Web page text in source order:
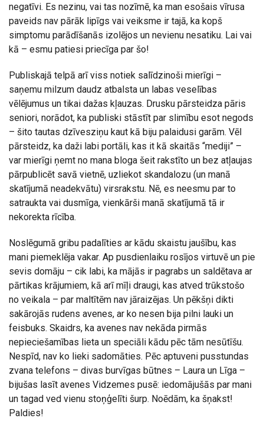
negatīvi. Es nezinu, vai tas nozīmē, ka man esošais vīrusa
paveids nav pārāk lipīgs vai veiksme ir tajā, ka kopš
simptomu parādīšanās izolējos un nevienu nesatiku. Lai vai
kā – esmu patiesi priecīga par šo!
Publiskajā telpā arī viss notiek salīdzinoši mierīgi –
saņemu milzum daudz atbalsta un labas veselības
vēlējumus un tikai dažas kļauzas. Drusku pārsteidza pāris
seniori, norādot, ka publiski stāstīt par slimību esot negods
– šito tautas dzīvesziņu kaut kā biju palaidusi garām. Vēl
pārsteidz, ka daži labi portāli, kas it kā skaitās “mediji” –
var mierīgi ņemt no mana bloga šeit rakstīto un bez atļaujas
pārpublicēt savā vietnē, uzliekot skandalozu (un manā
skatījumā neadekvātu) virsrakstu. Nē, es neesmu par to
satraukta vai dusmīga, vienkārši manā skatījumā tā ir
nekorekta rīcība.
Noslēgumā gribu padalīties ar kādu skaistu jaušību, kas
mani piemeklēja vakar. Ap pusdienlaiku rosījos virtuvē un pie
sevis domāju – cik labi, ka mājās ir pagrabs un saldētava ar
pārtikas krājumiem, kā arī mīļi draugi, kas atved trūkstošo
no veikala – par maltītēm nav jāraizējas. Un pēkšņi dikti
sakārojās rudens avenes, ar ko nesen bija pilni lauki un
feisbuks. Skaidrs, ka avenes nav nekāda pirmās
nepieciešamības lieta un speciāli kādu pēc tām nesūtīšu.
Nespīd, nav ko lieki sadomāties. Pēc aptuveni pusstundas
zvana telefons – divas burvīgas būtnes – Laura un Līga –
bijušas lasīt avenes Vidzemes pusē: iedomājušās par mani
un tagad ved vienu stoņģelīti šurp. Noēdām, ka šņakst!
Paldies!